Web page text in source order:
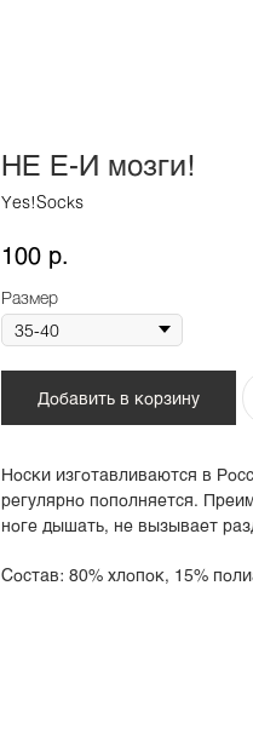
НЕ Е-И мозги!
Yes!Socks
100 р.
Размер
Добавить в корзину
Носки изготавливаются в
регулярно пополняется.
ноге дышать, не вызывает
Состав: 80% хлопок, 15%